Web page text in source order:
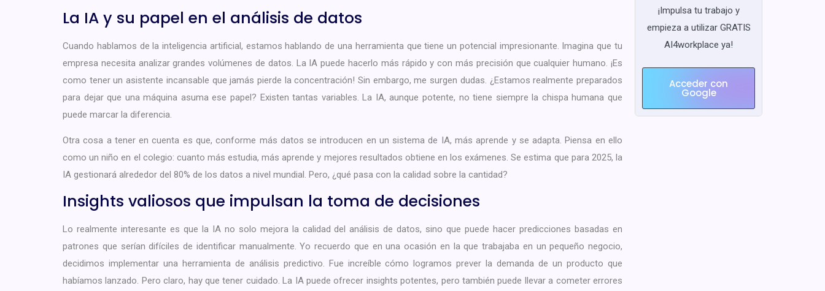
La IA y su papel en el análisis de datos
Cuando hablamos de la inteligencia artificial, estamos hablando de una herramienta que tiene un potencial impresionante. Imagina que tu
empresa necesita analizar grandes volúmenes de datos. La IA puede hacerlo más rápido y con más precisión que cualquier humano. ¡Es
como tener un asistente incansable que jamás pierde la concentración! Sin embargo, me surgen dudas. ¿Estamos realmente preparados
para dejar que una máquina asuma ese papel? Existen tantas variables. La IA, aunque potente, no tiene siempre la chispa humana que
puede marcar la diferencia.
Otra cosa a tener en cuenta es que, conforme más datos se introducen en un sistema de IA, más aprende y se adapta. Piensa en ello
como un niño en el colegio: cuanto más estudia, más aprende y mejores resultados obtiene en los exámenes. Se estima que para 2025, la
IA gestionará alrededor del 80% de los datos a nivel mundial. Pero, ¿qué pasa con la calidad sobre la cantidad?
Insights valiosos que impulsan la toma de decisiones
Lo realmente interesante es que la IA no solo mejora la calidad del análisis de datos, sino que puede hacer predicciones basadas en
patrones que serían difíciles de identificar manualmente. Yo recuerdo que en una ocasión en la que trabajaba en un pequeño negocio,
decidimos implementar una herramienta de análisis predictivo. Fue increíble cómo logramos prever la demanda de un producto que
habíamos lanzado. Pero claro, hay que tener cuidado. La IA puede ofrecer insights potentes, pero también puede llevar a cometer errores
¡Impulsa tu trabajo y
empieza a utilizar GRATIS
AI4workplace ya!
Acceder con
Google